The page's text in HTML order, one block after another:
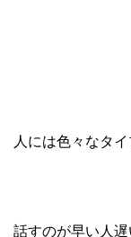
人には色々なタ
話すのが早い人